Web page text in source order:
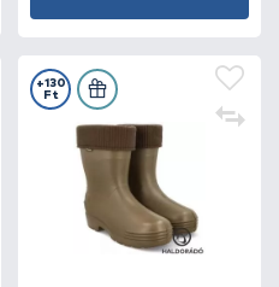
+130
Ft